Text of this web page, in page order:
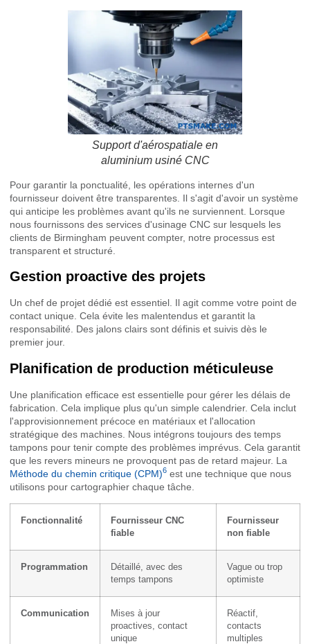
Support d'aérospatiale en
aluminium usiné CNC
Pour garantir la ponctualité, les opérations internes d'un
fournisseur doivent être transparentes. Il s'agit d'avoir un système
qui anticipe les problèmes avant qu'ils ne surviennent. Lorsque
nous fournissons des services d'usinage CNC sur lesquels les
clients de Birmingham peuvent compter, notre processus est
transparent et structuré.
Gestion proactive des projets
Un chef de projet dédié est essentiel. Il agit comme votre point de
contact unique. Cela évite les malentendus et garantit la
responsabilité. Des jalons clairs sont définis et suivis dès le
premier jour.
Planification de production méticuleuse
Une planification efficace est essentielle pour gérer les délais de
fabrication. Cela implique plus qu'un simple calendrier. Cela inclut
l'approvisionnement précoce en matériaux et l'allocation
stratégique des machines. Nous intégrons toujours des temps
tampons pour tenir compte des problèmes imprévus. Cela garantit
que les revers mineurs ne provoquent pas de retard majeur. La
Méthode du chemin critique (CPM)6 est une technique que nous
utilisons pour cartographier chaque tâche.
Fonctionnalité
Fournisseur CNC
fiable
Fournisseur
non fiable
Programmation
Détaillé, avec des
temps tampons
Vague ou trop
optimiste
Communication
Mises à jour
proactives, contact
unique
Réactif,
contacts
multiples